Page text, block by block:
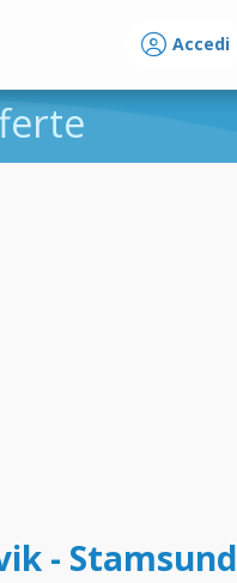
Accedi
- Stamsund